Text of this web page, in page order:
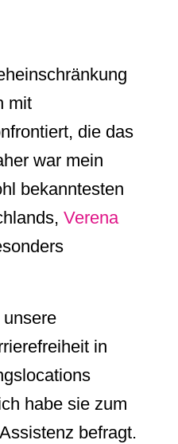
mit
die das
war mein
bekanntesten
Verena
in
habe sie zum
befragt.